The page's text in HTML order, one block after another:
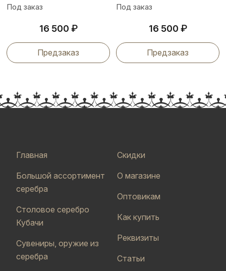
Под заказ
16 500 ₽
Предзаказ
Под заказ
16 500 ₽
Предзаказ
Главная
Большой ассортимент
серебра
Столовое серебро
Кубачи
Сувениры, оружие из
серебра
Скидки
О магазине
Оптовикам
Как купить
Реквизиты
Статьи